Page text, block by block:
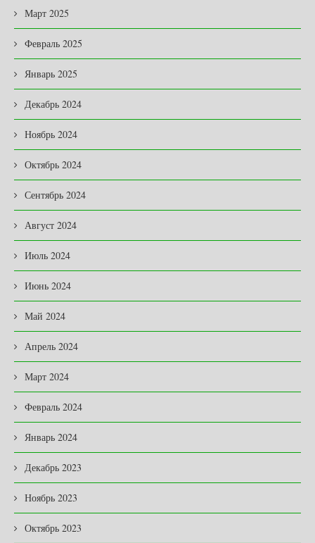
Март 2025
Февраль 2025
Январь 2025
Декабрь 2024
Ноябрь 2024
Октябрь 2024
Сентябрь 2024
Август 2024
Июль 2024
Июнь 2024
Май 2024
Апрель 2024
Март 2024
Февраль 2024
Январь 2024
Декабрь 2023
Ноябрь 2023
Октябрь 2023